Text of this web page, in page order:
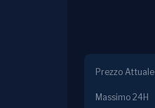
Prezzo Attuale
Massimo 24H